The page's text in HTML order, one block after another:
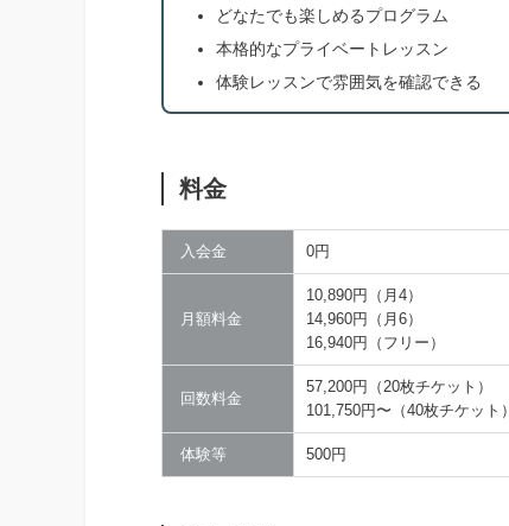
どなたでも楽しめるプログラム
本格的なプライベートレッスン
体験レッスンで雰囲気を確認できる
料金
入会金 0円
月額料金
10,890円（月4）
14,960円（月6）
16,940円（フリー）
回数料金
57,200円（20枚チケット）
101,750円〜（40枚チケット）
体験等 500円